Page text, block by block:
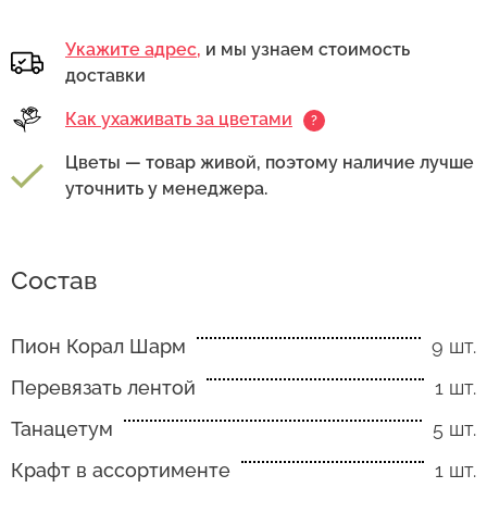
Укажите адрес, и мы узнаем стоимость
доставки
Как ухаживать за цветами ?
Цветы — товар живой, поэтому наличие лучше
уточнить у менеджера.
Состав
Пион Корал Шарм
9 шт.
Перевязать лентой
1 шт.
Танацетум
5 шт.
Крафт в ассортименте
1 шт.
в Вашем букете или композиции сохраняли
свежесть как можно дольше.
Правила ухода за срезанными цветами: